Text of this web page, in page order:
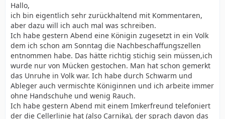
Hallo,
ich bin eigentlich sehr zurückhaltend mit Kommentaren,
aber dazu will ich auch mal was schreiben.
Ich habe gestern Abend eine Königin zugesetzt in ein Volk
dem ich schon am Sonntag die Nachbeschaffungszellen
entnommen habe. Das hätte richtig stichig sein müssen,ich
wurde nur von Mücken gestochen. Man hat schon gemerkt
das Unruhe in Volk war. Ich habe durch Schwarm und
Ableger auch vermischte Königinnen und ich arbeite immer
ohne Handschuhe und wenig Rauch.
Ich habe gestern Abend mit einem Imkerfreund telefoniert
der die Cellerlinie hat (also Carnika), der sprach davon das